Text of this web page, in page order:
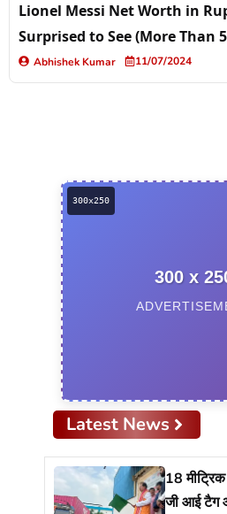
Lionel Messi Net Worth in
Surprised to See (More Than
Abhishek Kumar 11/07/2024
300 x
Latest News
18
जी आई टैग